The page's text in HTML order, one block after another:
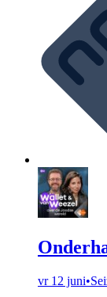
vr 12 juni•